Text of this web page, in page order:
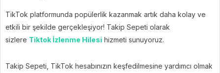
TikTok platformunda popülerlik kazanmak artık daha kolay ve
etkili bir şekilde gerçekleşiyor! Takip Sepeti olarak
sizlere Tiktok İzlenme Hilesi hizmeti sunuyoruz.
Takip Sepeti, TikTok hesabınızın keşfedilmesine yardımcı olmak